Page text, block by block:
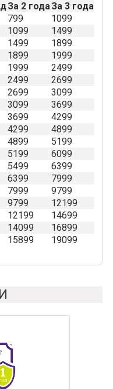
За 2 годаЗа 3 года
799
1099
1099
1499
1499
1899
1899
1999
1999
2499
2499
2699
2699
3099
3099
3699
3699
4299
4299
4899
4899
5199
5199
6099
5499
6399
6399
7999
7999
9799
9799
12199
12199
14699
14099
16899
15899 19099